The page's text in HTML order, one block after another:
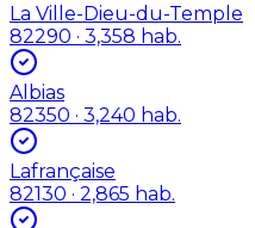
La Ville-Dieu-du-Temple
82290 · 3,358 hab.
Albias
82350 · 3,240 hab.
Lafrançaise
82130 · 2,865 hab.